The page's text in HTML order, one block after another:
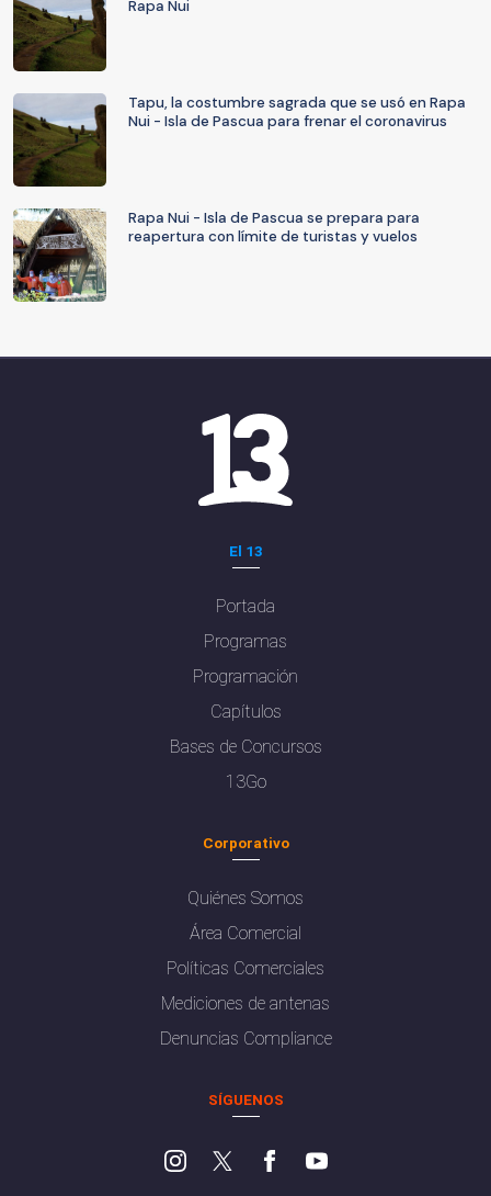
Rapa Nui
Tapu, la costumbre sagrada que se usó en Rapa
Nui - Isla de Pascua para frenar el coronavirus
Rapa Nui - Isla de Pascua se prepara para
reapertura con límite de turistas y vuelos
El 13
Portada
Programas
Programación
Capítulos
Bases de Concursos
13Go
Corporativo
Quiénes Somos
Área Comercial
Políticas Comerciales
Mediciones de antenas
Denuncias Compliance
SÍGUENOS